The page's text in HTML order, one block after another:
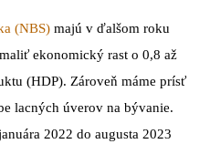
(NBS) majú v ďalšom roku
ekonomický rast o 0,8 až
(HDP). Zároveň máme prísť
lacných úverov na bývanie.
2022 do augusta 2023